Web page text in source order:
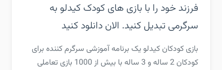
فرزند خود را با بازی های کودک کیدلو به
سرگرمی تبدیل کنید. الان دانلود کنید
‏‏بازی کودکان کیدلو یک برنامه آموزشی سرگرم کننده برای
کودکان 2 ساله و 3 ساله با بیش از 1000 بازی تعاملی